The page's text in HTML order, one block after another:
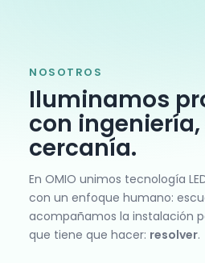
NOSOTROS
Iluminamos
con
cercanía.
En OMIO unimos tecnología
con un enfoque humano:
acompañamos la instalación
que tiene que hacer: resolver.